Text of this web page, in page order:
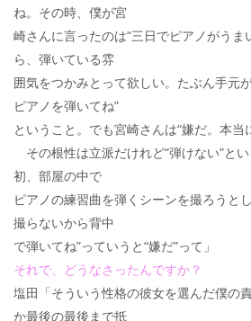
ね。その時、僕が宮
崎さんに言ったのは“三日でピアノがう
ら、弾いている雰
囲気をつかみとって欲しい。たぶん手元
ピアノを弾いてね”
ということ。でも宮崎さんは“嫌だ。本当
その根性は立派だけれど“弾けない”と
初、部屋の中で
ピアノの練習曲を弾くシーンを撮ろうと
撮らないから背中
で弾いてね”っていうと“嫌だ”って」
それで、どうなさったんですか？
塩田「そういう性格の彼女を選んだ僕の
か最後の最後まで抵